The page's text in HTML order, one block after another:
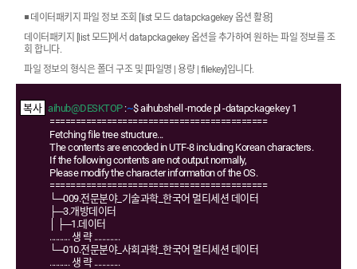
◾ 데이터패키지 파일 정보 조회 [list 모드 datapckagekey 옵션 활용]
데이터패키지 [list 모드]에서 datapckagekey 옵션을 추가하여 원하는 파일 정보를 조
회 합니다.
파일 정보의 형식은 폴더 구조 및 [파일명 | 용량 | filekey]입니다.
aihub@DESKTOP:~$ aihubshell -mode pl -datapckagekey 1
==========================================
Fetching file tree structure...
The contents are encoded in UTF-8 including Korean characters.
If the following contents are not output normally,
Please modify the character information of the OS.
==========================================
└─009.전문분야_기술과학_한국어 멀티세션 데이터
├─3.개방데이터
│ ├─1.데이터
.......... 생 략 .............
└─010.전문분야_사회과학_한국어 멀티세션 데이터
.......... 생 략 .............